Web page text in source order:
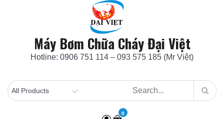
Máy Bơm Chữa Cháy Đại Việt
Hotline: 0906 751 114 – 093 575 185 (Mr Việt)
0